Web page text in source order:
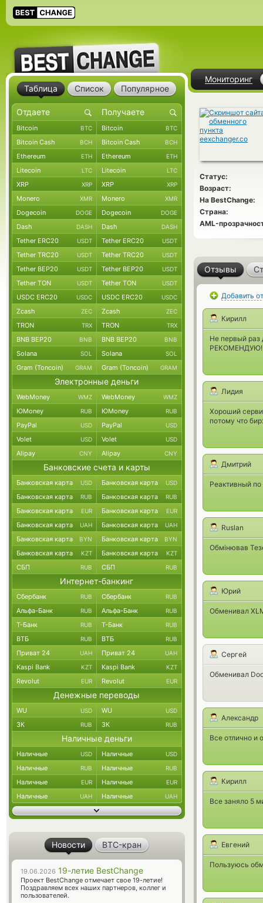
Мониторинг
Статус:
Возраст:
На BestChange:
Страна:
AML-
Отзывы
Добавить
Кирилл
Не первый раз
РЕКОМЕНДУЮ!
Лидия
Хороший
потому что
Дмитрий
Реактивный
Ruslan
Обмінював
Юрий
Обменивал
Сергей
Обменивал
Александр
Все отлично и
Кирилл
Все заняло 5
Евгений
Пользуюсь
Таблица Список Популярное
Bitcoin BTC Bitcoin BTC
Bitcoin Cash BCH Bitcoin Cash BCH
Ethereum ETH Ethereum ETH
Litecoin LTC Litecoin LTC
XRP XRP XRP XRP
Monero XMR Monero XMR
Dogecoin DOGE Dogecoin DOGE
Dash DASH Dash DASH
Tether ERC20 USDT Tether ERC20 USDT
Tether TRC20 USDT Tether TRC20 USDT
Tether BEP20 USDT Tether BEP20 USDT
Tether TON USDT Tether TON USDT
USDC ERC20 USDC USDC ERC20 USDC
Zcash ZEC Zcash ZEC
TRON TRX TRON TRX
BNB BEP20 BNB BNB BEP20 BNB
Solana SOL Solana SOL
Gram (Toncoin) GRAM Gram (Toncoin) GRAM
Электронные деньги
WebMoney WMZ WebMoney WMZ
ЮMoney RUB ЮMoney RUB
PayPal USD PayPal USD
Volet USD Volet USD
Alipay CNY Alipay CNY
Банковские счета и карты
Банковская карта USD Банковская карта USD
Банковская карта RUB Банковская карта RUB
Банковская карта EUR Банковская карта EUR
Банковская карта UAH Банковская карта UAH
Банковская карта BYN Банковская карта BYN
Банковская карта KZT Банковская карта KZT
СБП RUB СБП RUB
Интернет-банкинг
Сбербанк RUB Сбербанк RUB
Альфа-Банк RUB Альфа-Банк RUB
Т-Банк RUB Т-Банк RUB
ВТБ RUB ВТБ RUB
Приват 24 UAH Приват 24 UAH
Kaspi Bank KZT Kaspi Bank KZT
Revolut EUR Revolut EUR
Денежные переводы
WU USD WU USD
ЗК RUB ЗК RUB
Наличные деньги
Наличные USD Наличные USD
Наличные RUB Наличные RUB
Наличные EUR Наличные EUR
Наличные UAH Наличные UAH
Новости BTC-кран
19.06.2026 19-летие BestChange
Проект BestChange отмечает свое 19-летие!
Поздравляем всех наших партнеров, коллег и
пользователей.